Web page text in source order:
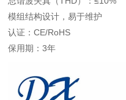
模组结构设计，易于维护
认证：CE/RoHS
保用期：3年